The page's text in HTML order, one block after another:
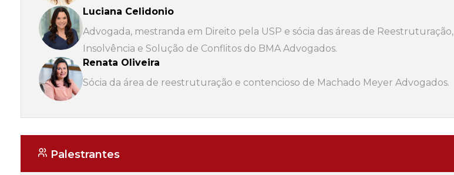
Luciana Celidonio
Advogada, mestranda em Direito pela USP e sócia das áreas de Reestruturação,
Insolvência e Solução de Conflitos do BMA Advogados.
Renata Oliveira
Sócia da área de reestruturação e contencioso de Machado Meyer Advogados.
Palestrantes